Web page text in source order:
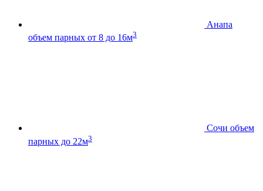
Анапа
объем парных от 8 до 16м3
Сочи объем
парных до 22м3